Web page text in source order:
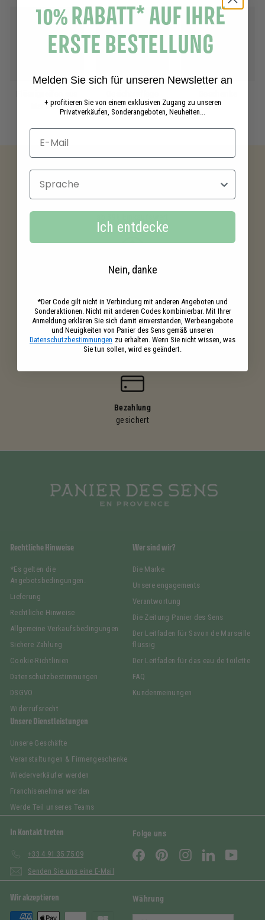
Marseille
Ihre Einkäufe
Gratisproben
in deinen Bestellungen
Bezahlung
gesichert
Rechtliche Hinweise
*Es gelten die
Angebotsbedingungen.
Lieferung
Rechtliche Hinweise
Allgemeine Verkaufsbedingungen
Sichere Zahlung
Cookie-Richtlinien
Datenschutzbestimmungen
DSGVO
Widerrufsrecht
Wer sind wir?
Die Marke
Unsere engagements
Verantwortung
Die Zeitung Panier des Sens
Der Leitfaden für Savon de Marseille
flüssig
Der Leitfaden für das eau de toilette
FAQ
Kundenmeinungen
Unsere Dienstleistungen
Unsere Geschäfte
Veranstaltungen & Firmengeschenke
Wiederverkäufer werden
Franchisenehmer werden
Werde Teil unseres Teams
In Kontakt treten
+33 4 91 35 75 09
Senden Sie uns eine E-Mail
Folge uns
FacebookPinterestInstagramLinkedIn
Wir akzeptieren Währung
10% RABATT* AUF IHRE
ERSTE BESTELLUNG
Melden Sie sich für unseren Newsletter an
+ profitieren Sie von einem exklusiven Zugang zu unseren
Privatverkäufen, Sonderangeboten, Neuheiten...
Sprache
Ich entdecke
Nein, danke
*Der Code gilt nicht in Verbindung mit anderen Angeboten und
Sonderaktionen. Nicht mit anderen Codes kombinierbar. Mit Ihrer
Anmeldung erklären Sie sich damit einverstanden, Werbeangebote
und Neuigkeiten von Panier des Sens gemäß unseren
Datenschutzbestimmungen zu erhalten. Wenn Sie nicht wissen, was
Sie tun sollen, wird es geändert.